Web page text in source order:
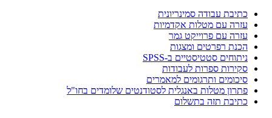
כתיבת עבודה סמינריונית
עזרה עם מטלות אקדמיות
עזרה עם פרוייקט גמר
הכנת רפרטים ומצגות
ניתוחים סטטיסטיים ב-SPSS
סקירות ספרות לעבודות
סיכומים ותרגומים למאמרים
פתרון מטלות באנגלית לסטודנטים שלומדים בחו"ל
כתיבת תזה בתשלום